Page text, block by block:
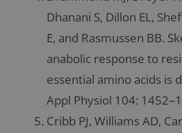
Dhanani S, Dillon EL,
E, and Rasmussen BB.
anabolic response to
essential amino acids is
Appl Physiol 104:
Cribb PJ, Williams AD,